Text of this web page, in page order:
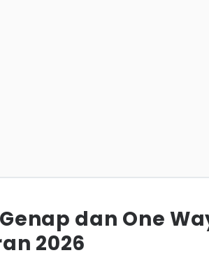
dan One
2026